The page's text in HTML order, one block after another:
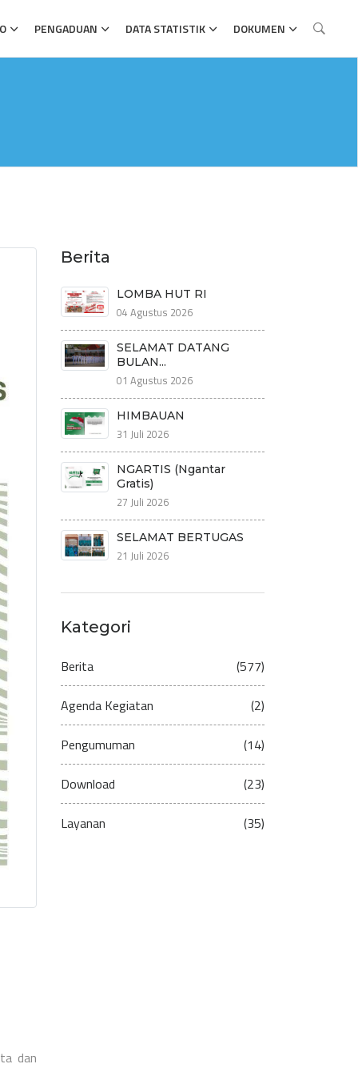
PENGADUAN DATA STATISTIK DOKUMEN
dan
Berita
LOMBA HUT RI
04 Agustus 2026
SELAMAT DATANG
BULAN...
01 Agustus 2026
HIMBAUAN
31 Juli 2026
NGARTIS (Ngantar
Gratis)
27 Juli 2026
SELAMAT BERTUGAS
21 Juli 2026
Kategori
Berita (577)
Agenda Kegiatan (2)
Pengumuman (14)
Download (23)
Layanan (35)